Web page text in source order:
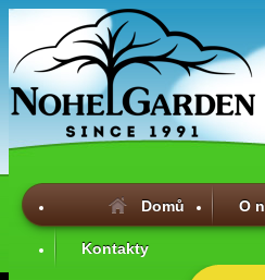
Domů O
Kontakty